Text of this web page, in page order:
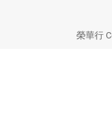
榮華行